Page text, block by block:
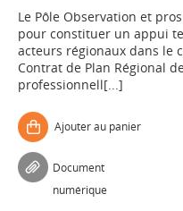
Le Pôle Observation et
pour constituer un appui
acteurs régionaux dans le
Contrat de Plan Régional
professionnell[...]
Ajouter au panier
Document
numérique